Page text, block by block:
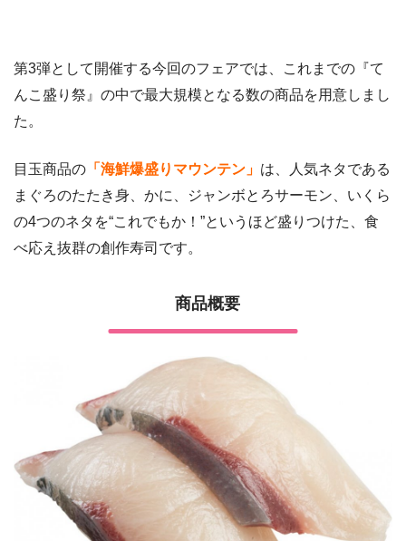
第3弾として開催する今回のフェアでは、これまでの『て
んこ盛り祭』の中で最大規模となる数の商品を用意しまし
た。
目玉商品の 「海鮮爆盛りマウンテン」 は、人気ネタである
まぐろのたたき身、かに、ジャンボとろサーモン、いくら
の4つのネタを“これでもか！”というほど盛りつけた、食
べ応え抜群の創作寿司です。
商品概要